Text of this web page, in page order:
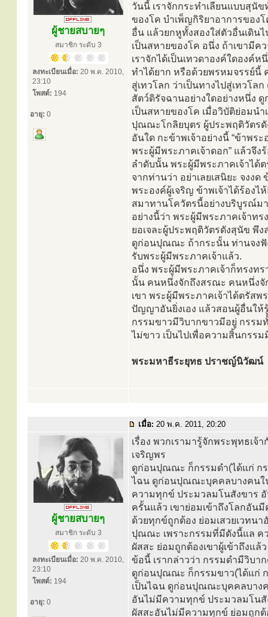
ผู้ชายสบายๆ
สมาชิก ระดับ 3
ลงทะเบียนเมื่อ: 20 พ.ค. 2010,
23:10
โพสต์: 194
อายุ: 0
วันนี้ เราจักกระทำเลียนแบบสุนั
ของโค บำเพ็ญกิริยาอาการของ
อื่น แล้วยกหูทั้งสองใส่ตัวอื่นเดิน
เป็นสหายของโค อนึ่ง ถ้าเขามีค
เราจักได้เป็นเทวดาองค์ใดองค์
ทำได้ยาก หรือด้วยพรหมจรรย์นี้
สู่เทวโลก ว่าเป็นทางไปสู่เทวโล
สัตว์ดิรัจฉานอย่างใดอย่างหนึ่ง
เป็นสหายของโค เมื่อวิบัติย่อมน
ปุณณะโกลิยบุตร ผู้ประพฤติวัตรดั
อันใด กะข้าพเจ้าอย่างนี้ “ข้าพ
พระผู้มีพระภาคเจ้าดอก” แล้วจึ
ลำดับนั้น พระผู้มีพระภาคเจ้าได้
จากท่านว่า อย่าเลยเสนิยะ จงง
พระองค์ผู้เจริญ ข้าพเจ้าได้ร้อง
สมาทานโควัตรนี้อย่างบริบูรณ์ม
อย่างนี้ว่า พระผู้มีพระภาคเจ้าท
ยอเจละผู้ประพฤติวัตรดังสุนัข พึ
ดูก่อนปุณณะ ถ้ากระนั้น ท่านจงฟั
รับพระผู้มีพระภาคเจ้าแล้ว.
อนึ่ง พระผู้มีพระภาคเจ้าก็ทรงท
นั้น คนหนึ่งจักถึงสรณะ คนหนึ่งจั
เขา พระผู้มีพระภาคเจ้าได้ตรัส
ปัญญาอันยิ่งเอง แล้วสอนผู้อื่นใ
กรรมขาวมีวิบากขาวมีอยู่ กรรม
ไม่ขาว เป็นไปเพื่อความสิ้นกรรม
พระมหาธีระยุทธ ปราชญ์นิวัฒน์
เมื่อ: 20 พ.ค. 2011, 20:20
ผู้ชายสบายๆ
สมาชิก ระดับ 3
ลงทะเบียนเมื่อ: 20 พ.ค. 2010,
23:10
โพสต์: 194
อายุ: 0
เรื่อง พวกเรามารู้จักพระพุทธเ
เจริญพร
ดูก่อนปุณณะ ก็กรรมดำ(ได้แก่ กร
ไฉน ดูก่อนปุณณะบุคคลบางคนใ
ความทุกข์ ประมวลมโนสังขาร
ครั้นแล้ว เขาย่อมเข้าถึงโลกอัน
ด้วยทุกข์ถูกต้อง ย่อมเสวยเวทน
ปุณณะ เพราะกรรมที่มีดังนี้แล ค
ผัสสะ ย่อมถูกต้องเขาผู้เข้าถึงแ
ข้อนี้ เรากล่าวว่า กรรมดำมีวิบา
ดูก่อนปุณณะ ก็กรรมขาว(ได้แก่ ก
เป็นไฉน ดูก่อนปุณณะบุคคลบาง
อันไม่มีความทุกข์ ประมวลมโน
ผัสสะอันไม่มีความทุกข์ ย่อมถูกต้